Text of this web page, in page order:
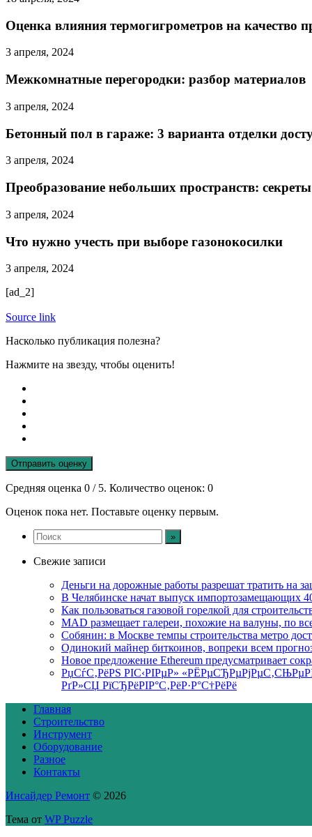
Оценка влияния термогигрометров на качество
3 апреля, 2024
Межкомнатные перегородки: разбор материалов
3 апреля, 2024
Бетонный пол в гараже: 3 варианта отделки
3 апреля, 2024
Преобразование небольших пространств:
3 апреля, 2024
Что нужно учесть при выборе газонокосилки
3 апреля, 2024
[ad_2]
Source link
Насколько публикация полезна?
Нажмите на звезду, чтобы оценить!
Отправить оценку
Средняя оценка 0 / 5. Количество оценок: 0
Оценок пока нет. Поставьте оценку первым.
Свежие записи
Деньги на дорожные работы разрешат тратить на
В Челябинске начат выпуск импортозамещающих
Как пользоваться газовой горелкой для
MAD размещает галереи, похожие на валуны, по
Собянин: в Москве темпы строительства метро
Одинокий майнер биткоинов, вопреки всем
Новое предложение Ethereum предусматривает
РџСѓС‚РёРЅ РІС‹РІРµР»
РґР»СЏ РїСЂРёРІР°С‚РёР·Р°С†РёРё
Главная
Строительство
Инструмент
Оборудование
Разное
Контакты
Инсайдер Ремонт © 2026
Тема от WP Puzzle